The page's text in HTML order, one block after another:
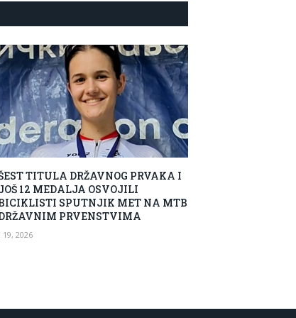
TITULA DRŽAVNOG PRVAKA I
12 MEDALJA OSVOJILI
SPUTNJIK MET NA MTB
PRVENSTVIMA
19, 2026